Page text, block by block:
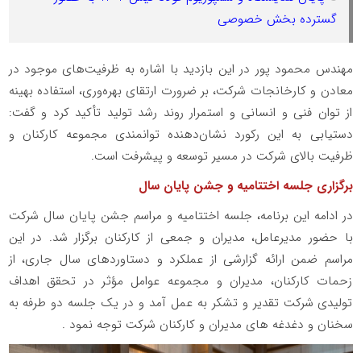
گسترده بخش خصوصی
مهندس محمود پور در این بازدید با اشاره به ظرفیت‌های موجود در
معادن و کارخانجات شرکت، بر ضرورت ارتقای بهره‌وری، استفاده بهینه
از توان فنی و انسانی و استمرار روند رشد تولید تأکید کرد و گفت:
دستیابی به این رکورد نشان‌دهنده توانمندی مجموعه کارکنان و
ظرفیت بالای شرکت در مسیر توسعه و پیشرفت است.
برگزاری جلسه اختتامیه و جشن پایان سال
در ادامه این برنامه، جلسه اختتامیه و مراسم جشن پایان سال شرکت
با حضور مدیرعامل، مدیران و جمعی از کارکنان برگزار شد. در این
مراسم ضمن ارائه گزارشی از عملکرد و دستاوردهای سال جاری، از
زحمات کارکنان، مدیران و مجموعه عوامل مؤثر در تحقق اهداف
تولیدی شرکت تقدیر و تشکر به عمل آمد و در یک جلسه دو طرفه به
سخنان و دغدغه های مدیران و کارکنان شرکت توجه نمود .